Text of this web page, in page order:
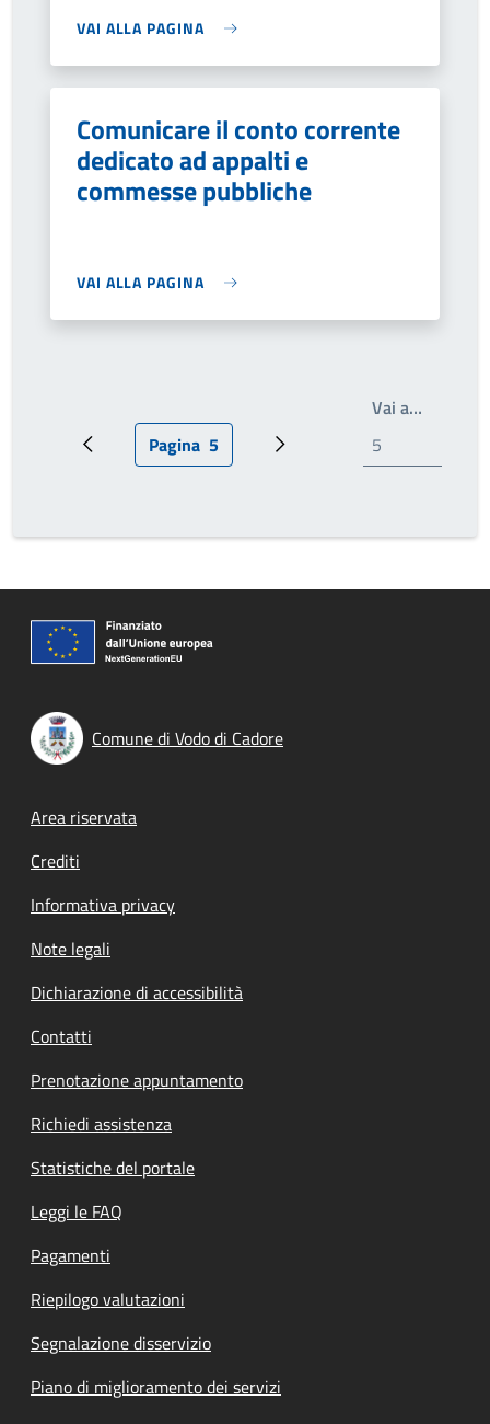
VAI ALLA PAGINA
Comunicare il conto corrente
dedicato ad appalti e
commesse pubbliche
VAI ALLA PAGINA
Pagina precedentePagina attuale
Pagina 5 Prossima pagina
Vai a…
Comune di Vodo di Cadore
Footer menu
Area riservata
Crediti
Informativa privacy
Note legali
Dichiarazione di accessibilità
Contatti
Prenotazione appuntamento
Richiedi assistenza
Statistiche del portale
Leggi le FAQ
Pagamenti
Riepilogo valutazioni
Segnalazione disservizio
Piano di miglioramento dei servizi